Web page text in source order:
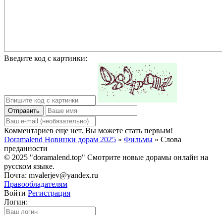
Введите код с картинки:
Отправить
Комментариев еще нет. Вы можете стать первым!
Doramalend Новинки дорам 2025 » Фильмы » Слова
преданности
© 2025 "doramalend.top" Смотрите новые дорамы онлайн на
русском языке.
Почта: mvalerjev@yandex.ru
Правообладателям
Войти Регистрация
Логин: